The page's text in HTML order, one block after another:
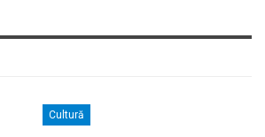
Cultură